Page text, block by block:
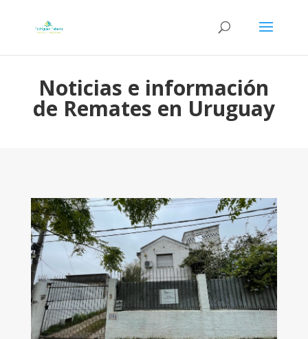
Noticias e información
de Remates en Uruguay